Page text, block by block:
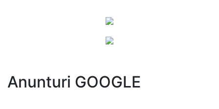
Anunturi GOOGLE